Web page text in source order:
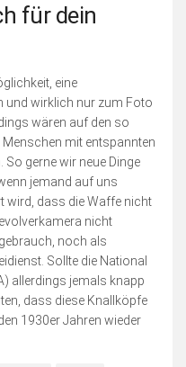
für dein
eine
und wirklich nur zum Foto
wären auf den so
mit entspannten
gerne wir neue Dinge
jemand auf uns
wird, dass die Waffe nicht
nicht
noch als
Sollte die National
allerdings jemals knapp
dass diese Knallköpfe
1930er Jahren wieder